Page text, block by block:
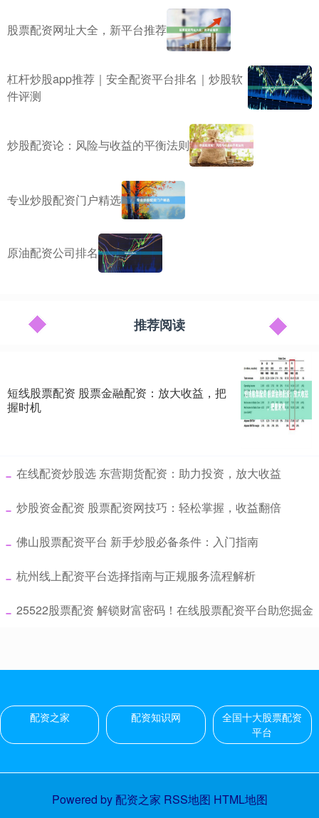
股票配资网址大全，新平台推荐
杠杆炒股app推荐｜安全配资平台排名｜炒股软
件评测
炒股配资论：风险与收益的平衡法则
专业炒股配资门户精选
原油配资公司排名
推荐阅读
短线股票配资 股票金融配资：放大收益，把
握时机
​在线配资炒股选 东营期货配资：助力投资，放大收益
​炒股资金配资 股票配资网技巧：轻松掌握，收益翻倍
​佛山股票配资平台 新手炒股必备条件：入门指南
​杭州线上配资平台选择指南与正规服务流程解析
​25522股票配资 解锁财富密码！在线股票配资平台助您掘金
配资之家 配资知识网
全国十大股票配资
平台
Powered by 配资之家 RSS地图 HTML地图